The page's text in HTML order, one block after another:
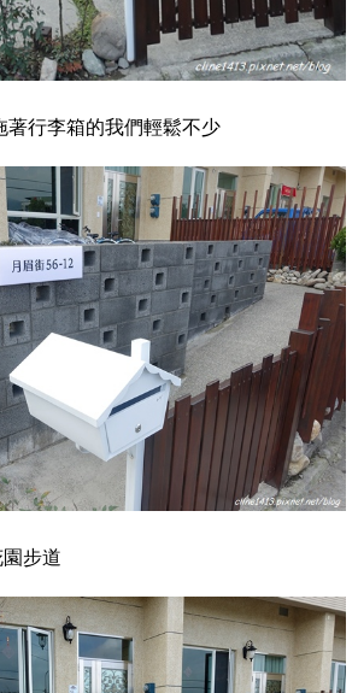
著行李箱的我們輕鬆不少
步道